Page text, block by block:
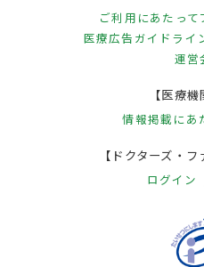
ご利用にあたって
医療広告ガイドライ
運営
【医療機
情報掲載にあ
【ドクターズ・
ログイン